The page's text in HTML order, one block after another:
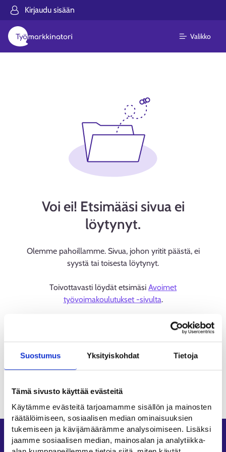
Suostumus Yksityiskohdat Tietoja
Tämä sivusto käyttää evästeitä
Käytämme evästeitä tarjoamamme sisällön ja mainosten
räätälöimiseen, sosiaalisen median ominaisuuksien
tukemiseen ja kävijämäärämme analysoimiseen. Lisäksi
jaamme sosiaalisen median, mainosalan ja analytiikka-
Kirjaudu sisään
Valikko
Voi ei! Etsimääsi sivua ei
löytynyt.
Olemme pahoillamme. Sivua, johon yritit päästä, ei
syystä tai toisesta löytynyt.
Toivottavasti löydät etsimäsi Avoimet
työvoimakoulutukset -sivulta.
Oikopolut